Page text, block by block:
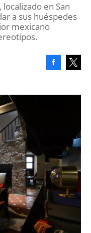
en San
a sus huéspedes
mexicano